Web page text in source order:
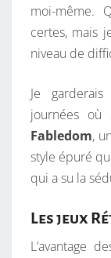
moi-même.
certes, mais
niveau de
Je
journées où
Fabledom,
style épuré
qui a su la
Les jeux
L’avantage